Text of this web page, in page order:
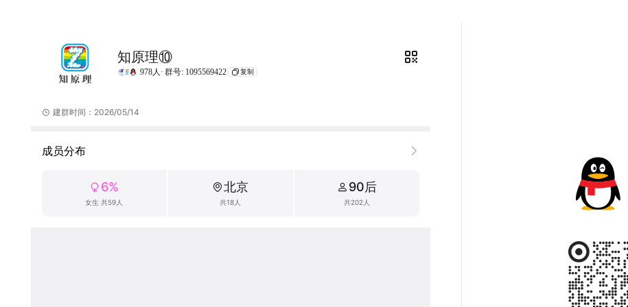
知原理⑩
978人· 群号: 1095569422 复制
建群时间：2026/05/14
成员分布
6%
女生 共59人
北京
共18人
90后
共202人